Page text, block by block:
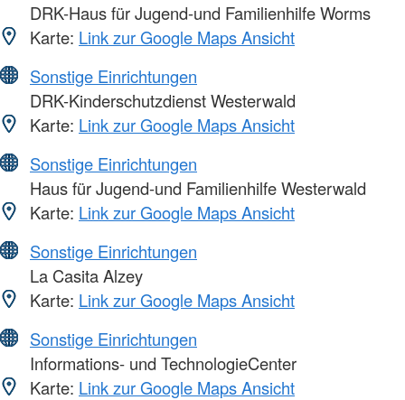
DRK-Haus für Jugend-und Familienhilfe Worms
Karte: Link zur Google Maps Ansicht
Sonstige Einrichtungen
DRK-Kinderschutzdienst Westerwald
Karte: Link zur Google Maps Ansicht
Sonstige Einrichtungen
Haus für Jugend-und Familienhilfe Westerwald
Karte: Link zur Google Maps Ansicht
Sonstige Einrichtungen
La Casita Alzey
Karte: Link zur Google Maps Ansicht
Sonstige Einrichtungen
Informations- und TechnologieCenter
Karte: Link zur Google Maps Ansicht